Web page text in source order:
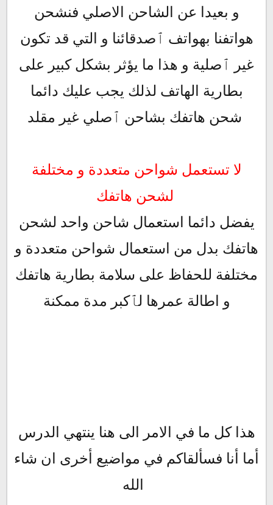
و بعيدا عن الشاحن الاصلي فنشحن
هواتفنا بهواتف ٱصدقائنا و التي قد تكون
غير ٱصلية و هذا ما يؤثر بشكل كبير على
بطارية الهاتف لذلك يجب عليك دائما
لا تستعمل شواحن متعددة و مختلفة
يفضل دائما استعمال شاحن واحد لشحن
هاتفك بدل من استعمال شواحن متعددة و
مختلفة للحفاظ على سلامة بطارية هاتفك
و اطالة عمرها لٱكبر مدة ممكنة
هذا كل ما في الامر الى هنا ينتهي الدرس
أما أنا فسألقاكم في مواضيع أخرى ان شاء